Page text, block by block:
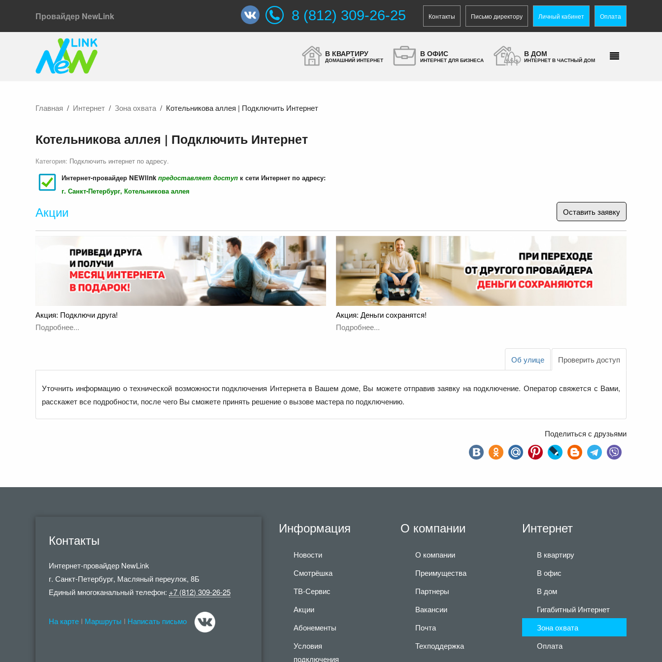
Провайдер NewLink Контакты Письмо директору Личный кабинет Оплата
8 (812) 309-26-25
В КВАРТИРУ
ДОМАШНИЙ ИНТЕРНЕТ
В ОФИС
ИНТЕРНЕТ ДЛЯ БИЗНЕСА
В ДОМ
ИНТЕРНЕТ В ЧАСТНЫЙ ДОМ
Главная Интернет Зона охвата Котельникова аллея | Подключить Интернет
Котельникова аллея | Подключить Интернет
Категория: Подключить интернет по адресу.
Интернет-провайдер NEWlink предоставляет доступ к сети Интернет по адресу:
г. Санкт-Петербург, Котельникова аллея
Акции Оставить заявку
Акция: Подключи друга!
Подробнее...
Акция: Деньги сохранятся!
Подробнее...
Проверить доступ
Об улице
Уточнить информацию о технической возможности подключения Интернета в Вашем доме, Вы можете отправив заявку на подключение. Оператор свяжется с Вами,
расскажет все подробности, после чего Вы сможете принять решение о вызове мастера по подключению.
Поделиться с друзьями
Контакты
Интернет-провайдер NewLink
г. Санкт-Петербург, Масляный переулок, 8Б
Единый многоканальный телефон: +7 (812) 309-26-25
На карте I Маршруты I Написать письмо
Информация
Новости
Смотрёшка
ТВ-Сервис
Акции
Абонементы
Условия
подключения
О компании
О компании
Преимущества
Партнеры
Вакансии
Почта
Техподдержка
Интернет
В квартиру
В офис
В дом
Гигабитный Интернет
Зона охвата
Оплата